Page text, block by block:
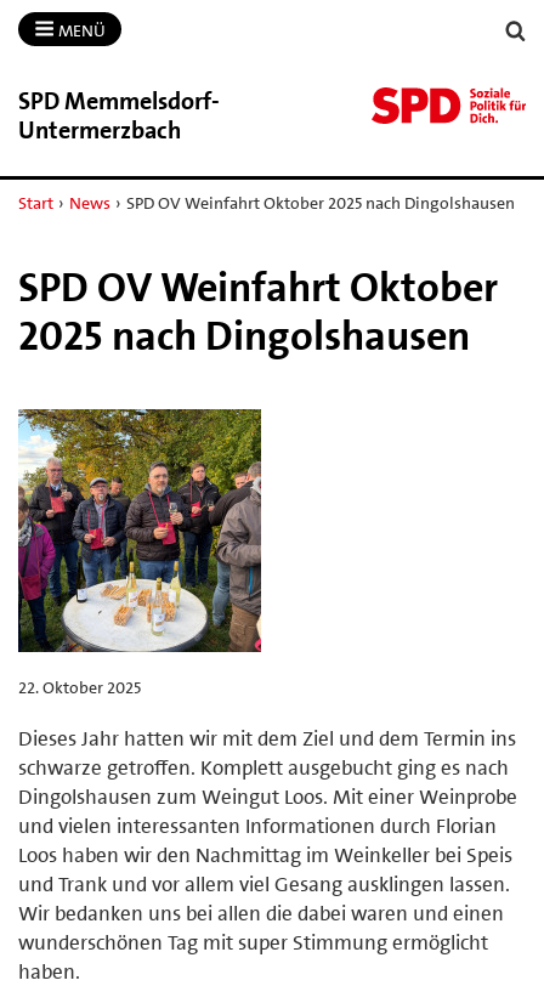
MENÜ
SPD Memmelsdorf-​
Untermerzbach
Start › News › SPD OV Weinfahrt Oktober 2025 nach Dingolshausen
SPD OV Weinfahrt Oktober
2025 nach Dingolshausen
22. Oktober 2025
Dieses Jahr hatten wir mit dem Ziel und dem Termin ins
schwarze getroffen. Komplett ausgebucht ging es nach
Dingolshausen zum Weingut Loos. Mit einer Weinprobe
und vielen interessanten Informationen durch Florian
Loos haben wir den Nachmittag im Weinkeller bei Speis
und Trank und vor allem viel Gesang ausklingen lassen.
Wir bedanken uns bei allen die dabei waren und einen
wunderschönen Tag mit super Stimmung ermöglicht
haben.